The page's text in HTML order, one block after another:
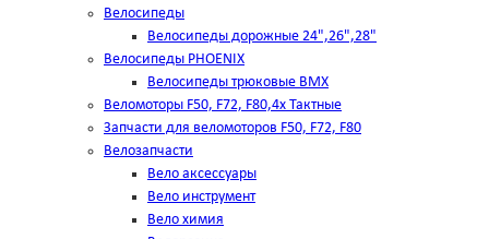
Велосипеды
Велосипеды дорожные 24",26",28"
Велосипеды PHOENIX
Велосипеды трюковые BMX
Веломоторы F50, F72, F80,4х Тактные
Запчасти для веломоторов F50, F72, F80
Велозапчасти
Вело аксессуары
Вело инструмент
Вело химия